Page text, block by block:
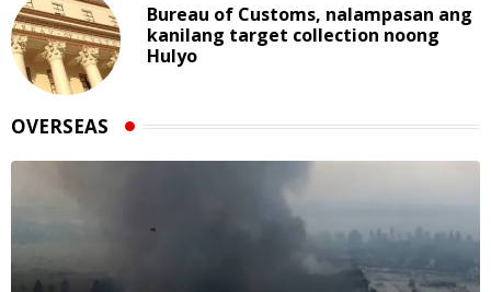
Bureau of Customs, nalampasan ang
kanilang target collection noong
Hulyo
OVERSEAS